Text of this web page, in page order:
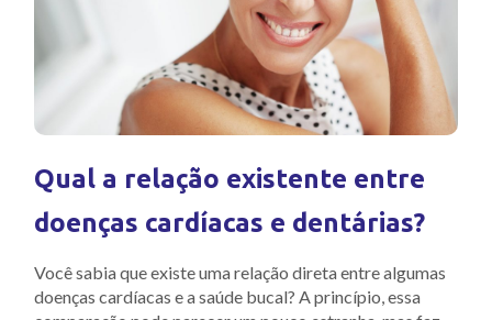
Qual a relação existente entre
doenças cardíacas e dentárias?
Você sabia que existe uma relação direta entre algumas
doenças cardíacas e a saúde bucal? A princípio, essa